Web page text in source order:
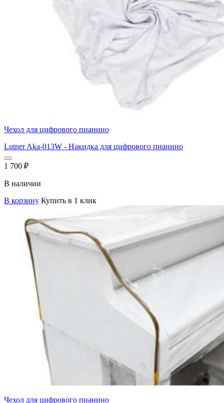
Чехол для цифрового пианино
Lutner Aka-013W - Накидка для цифрового пианино
1 700 ₽
В наличии
В корзину Купить в 1 клик
Чехол для цифрового пианино